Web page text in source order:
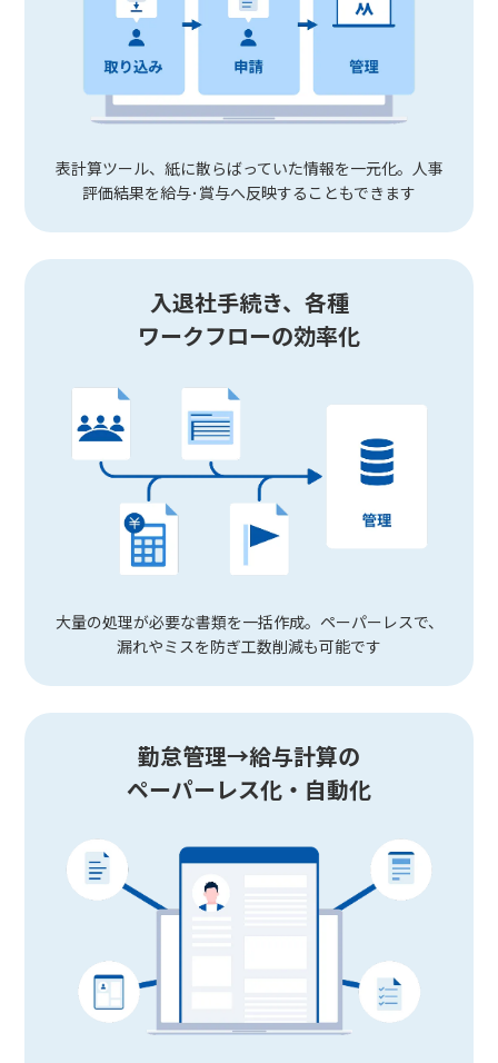
表計算ツール、紙に散らばっていた情報を一元化。人事
評価結果を給与･賞与へ反映することもできます
入退社手続き、各種
ワークフローの効率化
大量の処理が必要な書類を一括作成。ペーパーレスで、
漏れやミスを防ぎ工数削減も可能です
勤怠管理→給与計算の
ペーパーレス化・自動化